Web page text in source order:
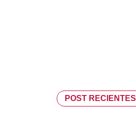
POST RECIENTES